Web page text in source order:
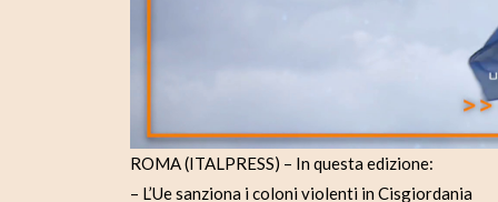
ROMA (ITALPRESS) – In questa edizione:
– L’Ue sanziona i coloni violenti in Cisgiordania